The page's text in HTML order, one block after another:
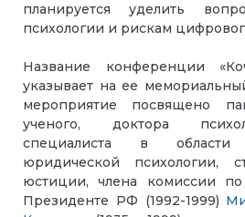
планируется уделить
психологии и рискам
Название конференции
указывает на ее
мероприятие посвящено
ученого, доктора
специалиста в
юридической психологии,
юстиции, члена комиссии
Президенте РФ (1992-1999)